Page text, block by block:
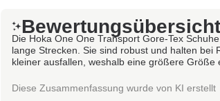
Bewertungsübersicht
Die Hoka One One Transport Gore-Tex
lange Strecken. Sie sind robust und halten
kleiner ausfallen, weshalb eine größere Größe
Diese Zusammenfassung wurde von KI erstellt